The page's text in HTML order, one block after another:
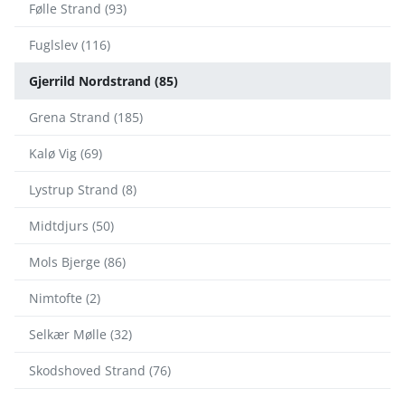
Følle Strand (93)
Fuglslev (116)
Gjerrild Nordstrand (85)
Grena Strand (185)
Kalø Vig (69)
Lystrup Strand (8)
Midtdjurs (50)
Mols Bjerge (86)
Nimtofte (2)
Selkær Mølle (32)
Skodshoved Strand (76)